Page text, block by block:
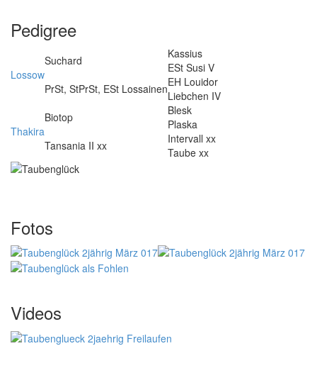
Pedigree
Lossow
Suchard
Kassius
ESt Susi V
PrSt, StPrSt, ESt LossainenEH Louidor
Liebchen IV
Thakira
Biotop
Blesk
Plaska
Tansania II xx
Intervall xx
Taube xx
Fotos
Videos